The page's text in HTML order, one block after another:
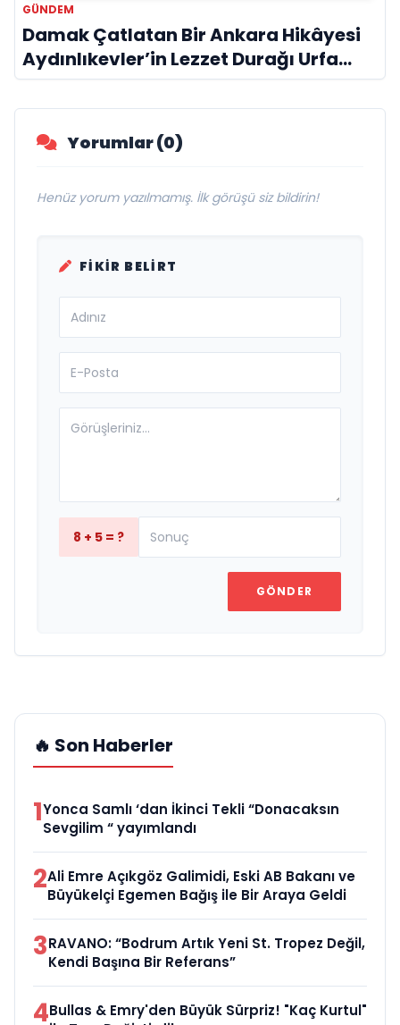
GÜNDEM
Damak Çatlatan Bir Ankara Hikâyesi
Aydınlıkevler’in Lezzet Durağı Urfa
Damak
Yorumlar (0)
Henüz yorum yazılmamış. İlk görüşü siz bildirin!
FIKIR BELIRT
8 + 5 = ?
GÖNDER
🔥 Son Haberler
1Yonca Samlı ‘dan İkinci Tekli “Donacaksın
Sevgilim “ yayımlandı
2Ali Emre Açıkgöz Galimidi, Eski AB Bakanı ve
Büyükelçi Egemen Bağış ile Bir Araya Geldi
3RAVANO: “Bodrum Artık Yeni St. Tropez Değil,
Kendi Başına Bir Referans”
4Bullas & Emry'den Büyük Sürpriz! "Kaç Kurtul"